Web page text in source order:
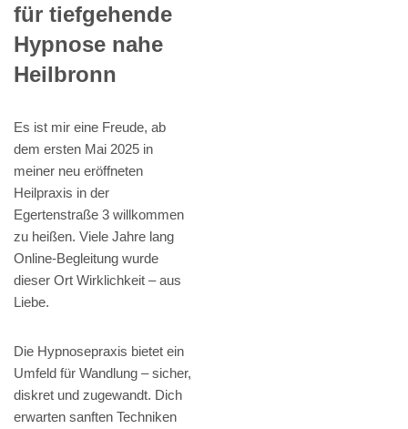
für tiefgehende
Hypnose nahe
Heilbronn
Es ist mir eine Freude, ab
dem ersten Mai 2025 in
meiner neu eröffneten
Heilpraxis in der
Egertenstraße 3 willkommen
zu heißen. Viele Jahre lang
Online-Begleitung wurde
dieser Ort Wirklichkeit – aus
Liebe.
Die Hypnosepraxis bietet ein
Umfeld für Wandlung – sicher,
diskret und zugewandt. Dich
erwarten sanften Techniken